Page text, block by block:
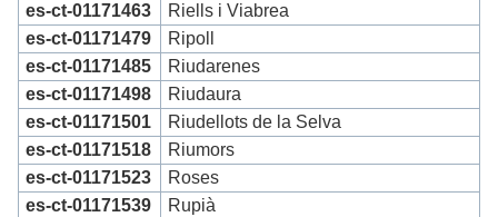
es-ct-01171463
Riells i Viabrea
es-ct-01171479
Ripoll
es-ct-01171485
Riudarenes
es-ct-01171498
Riudaura
es-ct-01171501
Riudellots de la Selva
es-ct-01171518
Riumors
es-ct-01171523
Roses
es-ct-01171539
Rupià